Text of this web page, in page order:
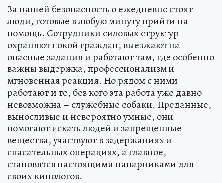
За нашей безопасностью ежедневно стоят
люди, готовые в любую минуту прийти на
помощь. Сотрудники силовых структур
охраняют покой граждан, выезжают на
опасные задания и работают там, где особенно
важны выдержка, профессионализм и
мгновенная реакция. Но рядом с ними
работают и те, без кого эта работа уже давно
невозможна – служебные собаки. Преданные,
выносливые и невероятно умные, они
помогают искать людей и запрещенные
вещества, участвуют в задержаниях и
спасательных операциях, а главное,
становятся настоящими напарниками для
своих кинологов.